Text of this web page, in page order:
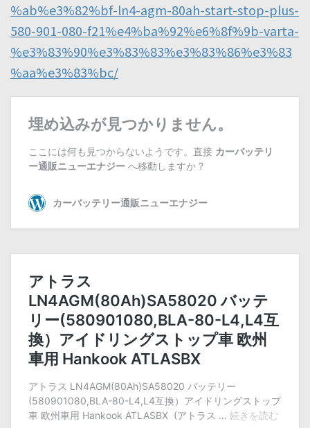
%ab%e3%82%bf-ln4-agm-80ah-start-stop-plus-
580-901-080-f21%e4%ba%92%e6%8f%9b-varta-
%e3%83%90%e3%83%83%e3%83%86%e3%83
%aa%e3%83%bc/